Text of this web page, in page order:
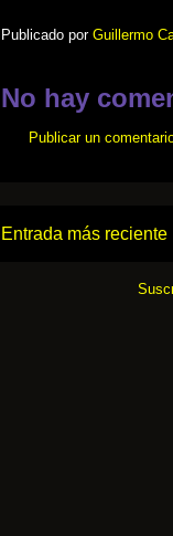
Publicado por Guillermo
No hay
Publicar un
Entrada más reciente